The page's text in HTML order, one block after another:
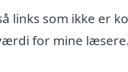
som ikke er
for mine læsere.